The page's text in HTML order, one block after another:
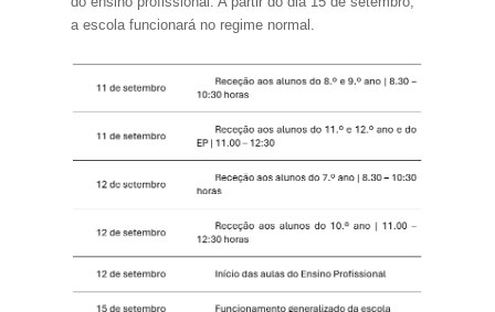
a escola funcionará no regime normal.